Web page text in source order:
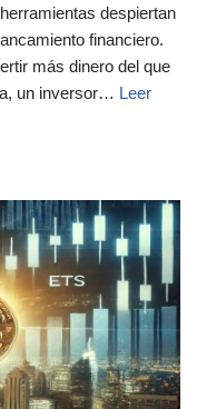
despiertan
financiero.
más dinero del que
un inversor… Leer